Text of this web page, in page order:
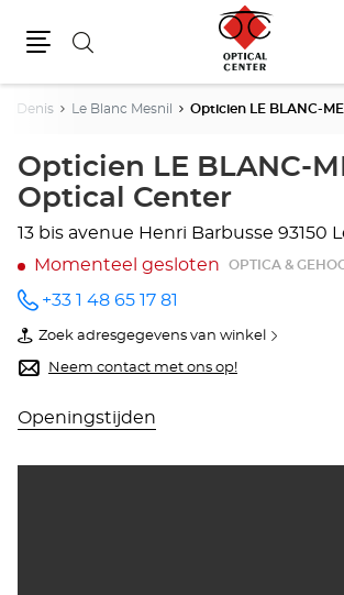
Zoeken
Denis Le Blanc Mesnil Opticien LE BLANC-
Opticien LE BLANC-
Optical Center
13 bis avenue Henri Barbusse 93150
Momenteel gesloten
OPTICA &
telefoonnummer
+33 1 48 65 17 81
Zoek adresgegevens van winkel
van
Opticien
LE
MESNIL
Optical
Neem contact met ons op!
Openingstijden